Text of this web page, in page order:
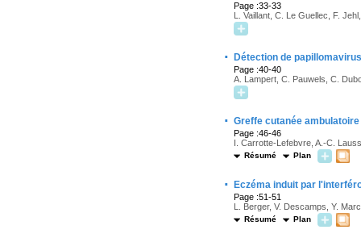
Page :33-33
L. Vaillant, C. Le Guellec, F.
· Détection de
Page :40-40
A. Lampert, C. Pauwels, C.
· Greffe cutanée
Page :46-46
I. Carrotte-Lefebvre, A.-C.
Résumé Plan
· Eczéma induit par
Page :51-51
L. Berger, V. Descamps, Y.
Résumé Plan